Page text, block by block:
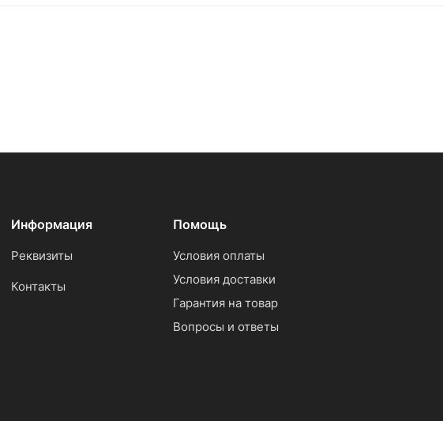
Информация
Реквизиты
Контакты
Помощь
Условия оплаты
Условия доставки
Гарантия на товар
Вопросы и ответы